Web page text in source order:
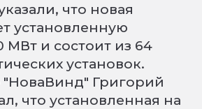
что новая
установленную
МВт и состоит из 64
установок.
"НоваВинд" Григорий
что установленная на